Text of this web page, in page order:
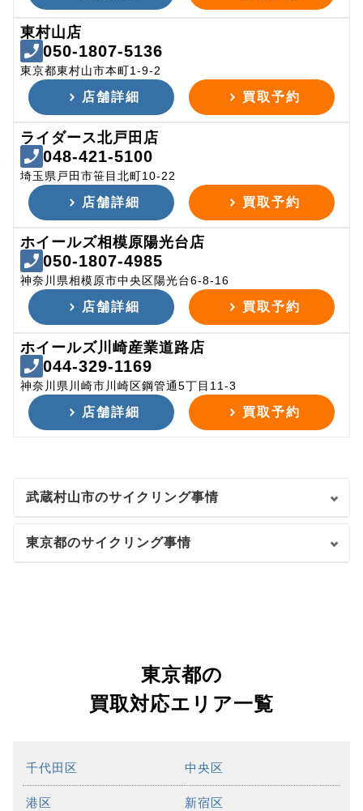
東村山店
050-1807-5136
東京都東村山市本町1-9-2
店舗詳細 買取予約
ライダース北戸田店
048-421-5100
埼玉県戸田市笹目北町10-22
店舗詳細 買取予約
ホイールズ相模原陽光台店
050-1807-4985
神奈川県相模原市中央区陽光台6-8-16
店舗詳細 買取予約
ホイールズ川崎産業道路店
044-329-1169
神奈川県川崎市川崎区鋼管通5丁目11-3
店舗詳細 買取予約
武蔵村山市のサイクリング事情
東京都のサイクリング事情
東京都の
買取対応エリア一覧
千代田区 中央区
港区 新宿区